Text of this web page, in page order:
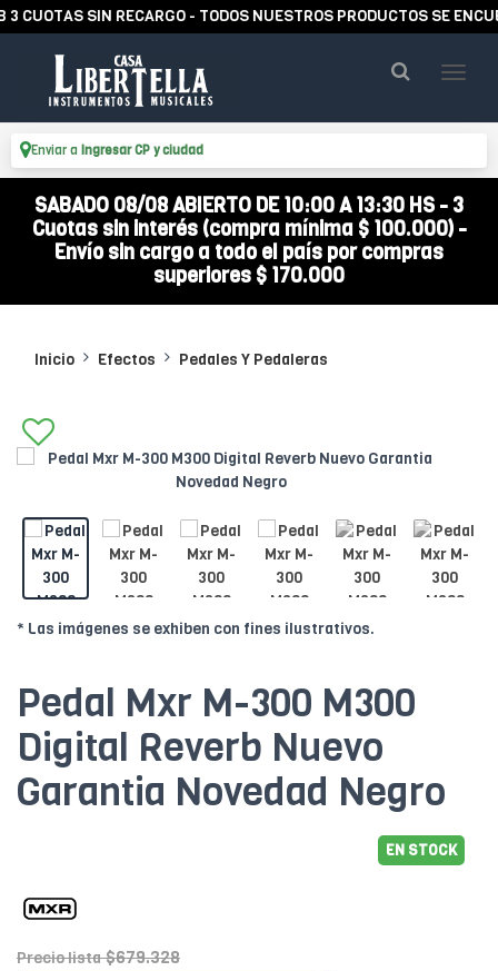
SIN RECARGO - TODOS NUESTROS PRODUCTOS SE
Enviar a Ingresar CP y ciudad
SABADO 08/08 ABIERTO DE 10:00 A 13:30 HS - 3
Cuotas sin interés (compra mínima $ 100.000) -
Envío sin cargo a todo el país por compras
superiores $ 170.000
Inicio Efectos Pedales Y Pedaleras
* Las imágenes se exhiben con fines ilustrativos.
Pedal Mxr M-300 M300
Digital Reverb Nuevo
Garantia Novedad Negro
EN STOCK
Precio lista $679.328